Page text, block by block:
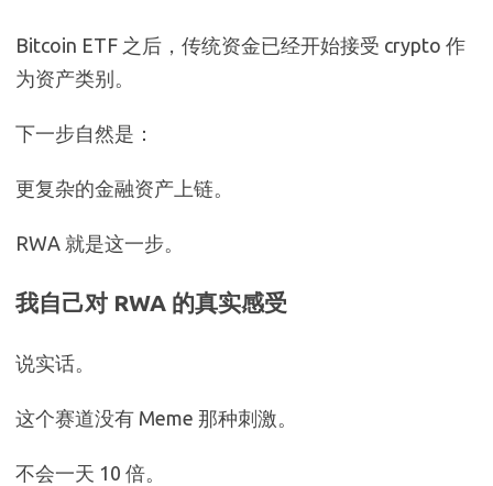
Bitcoin ETF 之后，传统资金已经开始接受 crypto 作
为资产类别。
下一步自然是：
更复杂的金融资产上链。
RWA 就是这一步。
我自己对 RWA 的真实感受
说实话。
这个赛道没有 Meme 那种刺激。
不会一天 10 倍。